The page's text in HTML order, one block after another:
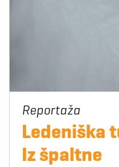
Ledeniška
Iz špaltne